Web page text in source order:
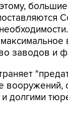
заводов и
вооружений,
долгими